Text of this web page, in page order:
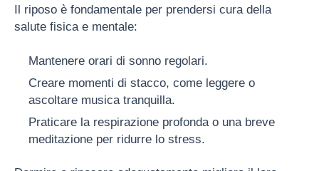
Il riposo è fondamentale per prendersi cura della
salute fisica e mentale:
Mantenere orari di sonno regolari.
Creare momenti di stacco, come leggere o
ascoltare musica tranquilla.
Praticare la respirazione profonda o una breve
meditazione per ridurre lo stress.